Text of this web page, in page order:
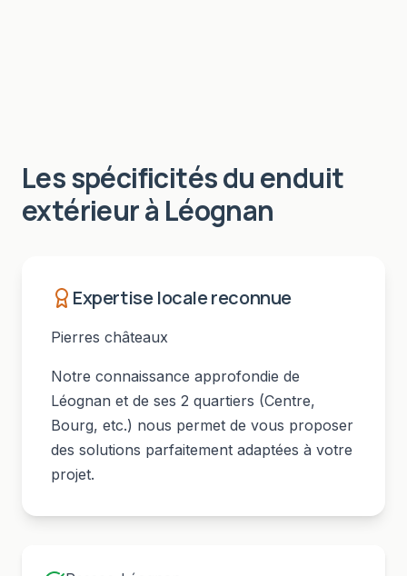
Les spécificités duenduit
extérieurà Léognan
Expertise locale reconnue
Pierres châteaux
Notre connaissance approfondie de
Léognan et de ses 2 quartiers (Centre,
Bourg, etc.) nous permet de vous proposer
des solutions parfaitement adaptées à votre
projet.